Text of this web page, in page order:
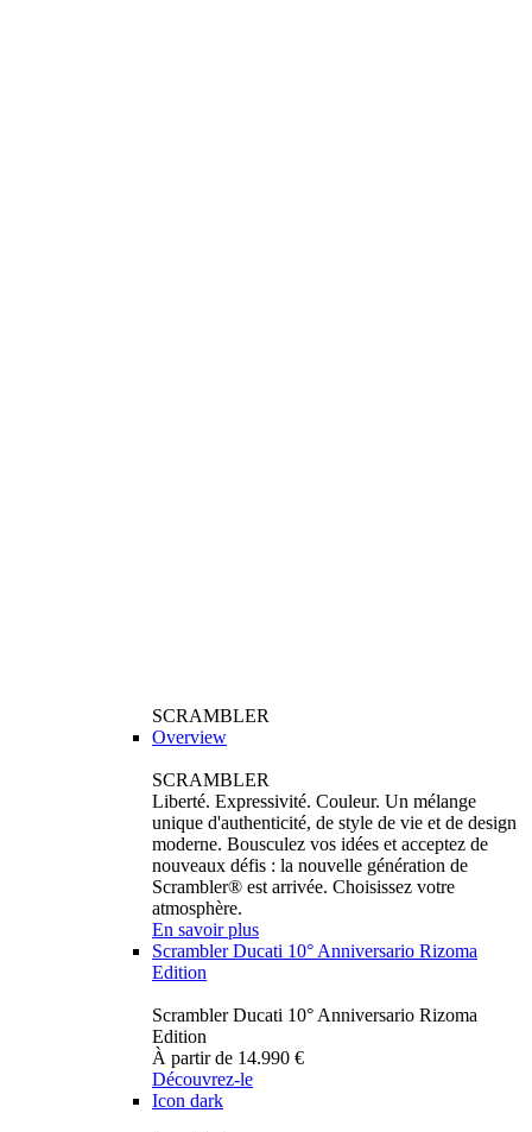
SCRAMBLER
Overview
SCRAMBLER
Liberté. Expressivité. Couleur. Un mélange
unique d'authenticité, de style de vie et de design
moderne. Bousculez vos idées et acceptez de
nouveaux défis : la nouvelle génération de
Scrambler® est arrivée. Choisissez votre
atmosphère.
En savoir plus
Scrambler Ducati 10° Anniversario Rizoma
Edition
Scrambler Ducati 10° Anniversario Rizoma
Edition
À partir de 14.990 €
Découvrez-le
Icon dark